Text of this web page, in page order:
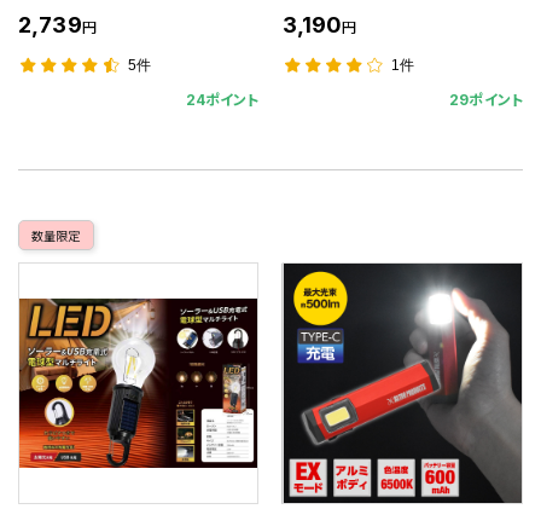
2,739円
5件
24ポイント
3,190円
1件
29ポイント
数量限定